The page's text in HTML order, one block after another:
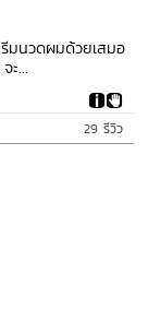
มนวดผมด้วยเสมอ
ะ...
29 รีวิว